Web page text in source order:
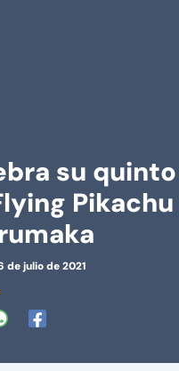
su quinto
Pikachu
de julio de 2021